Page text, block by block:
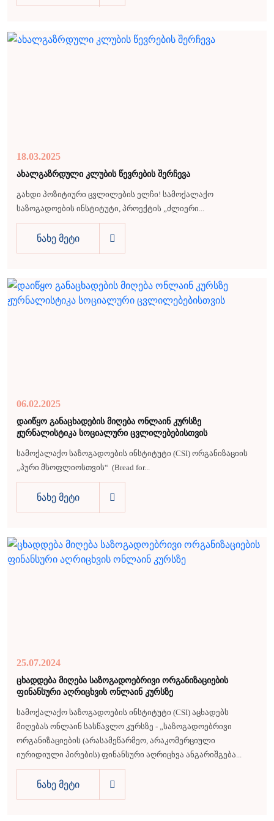
18.03.2025
ახალგაზრდული კლუბის წევრების შერჩევა
გახდი პოზიტიური ცვლილების ელჩი! სამოქალაქო
საზოგადოების ინსტიტუტი, პროექტის „ძლიერი...
ნახე მეტი
06.02.2025
დაიწყო განაცხადების მიღება ონლაინ კურსზე
ჟურნალისტიკა სოციალური ცვლილებებისთვის
სამოქალაქო საზოგადოების ინსტიტუტი (CSI) ორგანიზაციის
„პური მსოფლიოსთვის“ (Bread for...
ნახე მეტი
25.07.2024
ცხადდება მიღება საზოგადოებრივი ორგანიზაციების
ფინანსური აღრიცხვის ონლაინ კურსზე
სამოქალაქო საზოგადოების ინსტიტუტი (CSI) აცხადებს
მიღებას ონლაინ სასწავლო კურსზე - „საზოგადოებრივი
ორგანიზაციების (არასამეწარმეო, არაკომერციული
იურიდიული პირების) ფინანსური აღრიცხვა ანგარიშგება...
ნახე მეტი